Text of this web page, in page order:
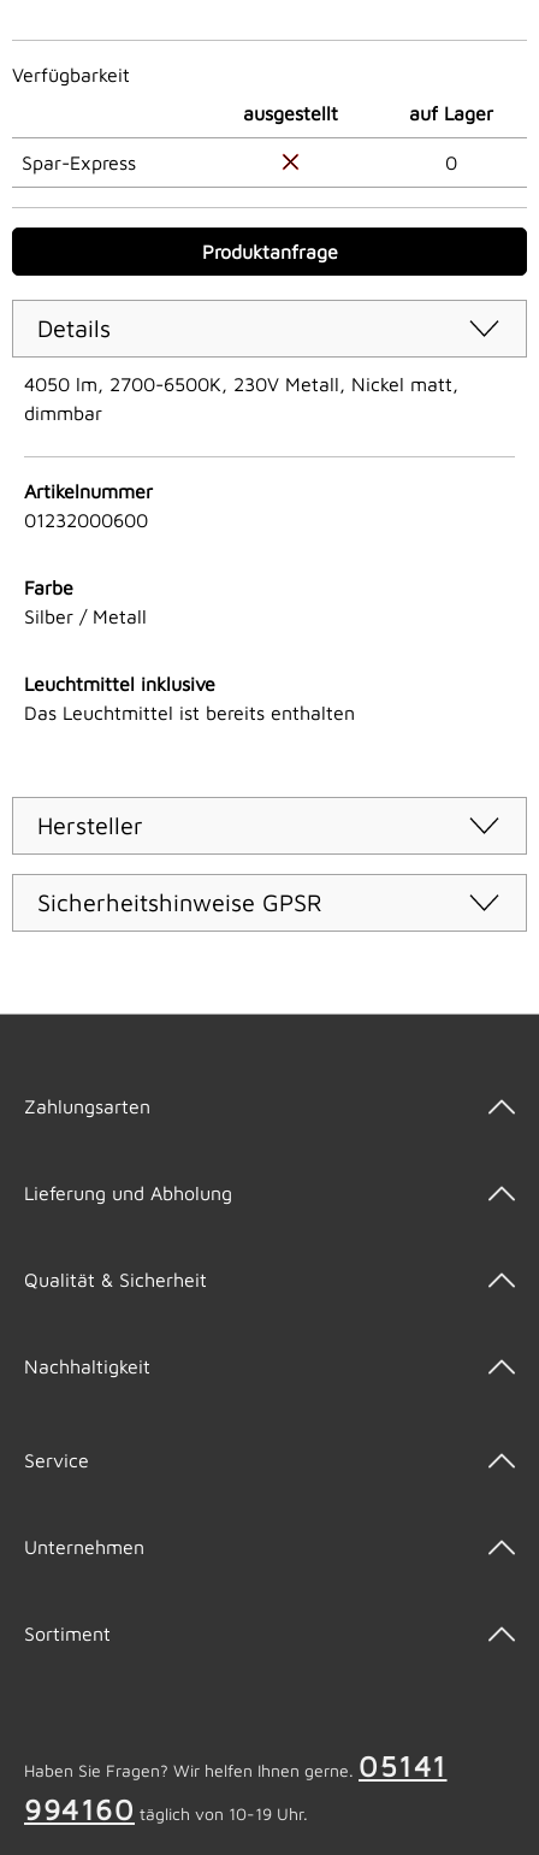
Verfügbarkeit
ausgestellt
auf Lager
Spar-Express 0
Produktanfrage
Details
4050 lm, 2700-6500K, 230V Metall, Nickel matt,
dimmbar
Artikelnummer
01232000600
Farbe
Silber / Metall
Leuchtmittel inklusive
Das Leuchtmittel ist bereits enthalten
Hersteller
Sicherheitshinweise GPSR
Zahlungsarten
Lieferung und Abholung
Qualität & Sicherheit
Nachhaltigkeit
Service
Unternehmen
Sortiment
Haben Sie Fragen? Wir helfen Ihnen gerne. 05141
994160 täglich von 10-19 Uhr.